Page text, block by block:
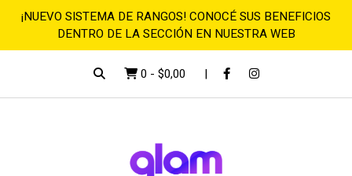
¡NUEVO SISTEMA DE RANGOS! CONOCÉ SUS BENEFICIOS
DENTRO DE LA SECCIÓN EN NUESTRA WEB
0 - $0,00